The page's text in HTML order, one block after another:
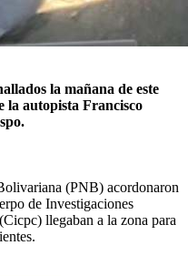
la mañana de este
la autopista Francisco
(PNB) acordonaron
de Investigaciones
llegaban a la zona para